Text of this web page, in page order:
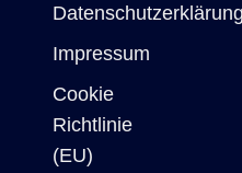
Datenschutzerklärung
Impressum
Cookie
Richtlinie
(EU)